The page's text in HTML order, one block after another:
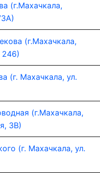
(г.Махачкала,
(г.Махачкала,
246)
(г. Махачкала, ул.
(г.Махачкала,
3В)
(г. Махачкала, ул.